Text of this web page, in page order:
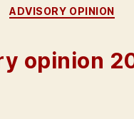
Categories
ADVISORY OPINION
opinion